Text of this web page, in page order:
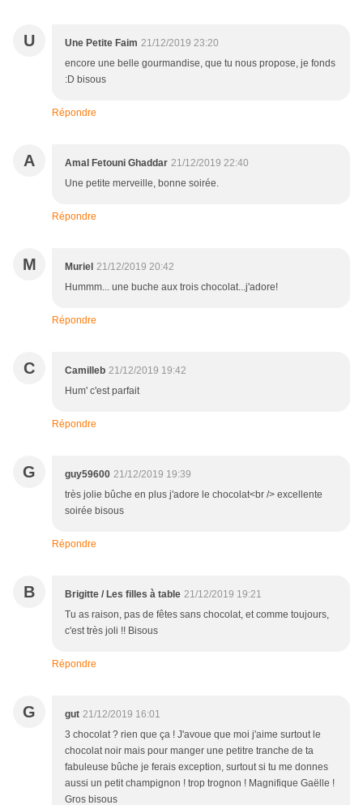
U Une Petite Faim 21/12/2019 23:20
encore une belle gourmandise, que tu nous propose, je fonds
:D bisous
Répondre
A Amal Fetouni Ghaddar 21/12/2019 22:40
Une petite merveille, bonne soirée.
Répondre
M Muriel 21/12/2019 20:42
Hummm... une buche aux trois chocolat...j'adore!
Répondre
C Camilleb 21/12/2019 19:42
Hum' c'est parfait
Répondre
G guy59600 21/12/2019 19:39
très jolie bûche en plus j'adore le chocolat<br /> excellente
soirée bisous
Répondre
B Brigitte / Les filles à table 21/12/2019 19:21
Tu as raison, pas de fêtes sans chocolat, et comme toujours,
c'est très joli !! Bisous
Répondre
G gut 21/12/2019 16:01
3 chocolat ? rien que ça ! J'avoue que moi j'aime surtout le
chocolat noir mais pour manger une petitre tranche de ta
fabuleuse bûche je ferais exception, surtout si tu me donnes
aussi un petit champignon ! trop trognon ! Magnifique Gaëlle !
Gros bisous